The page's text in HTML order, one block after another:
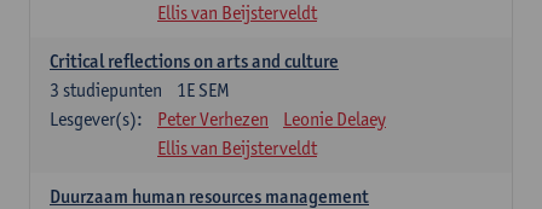
Ellis van Beijsterveldt
Critical reflections on arts and culture
1E SEM
3 studiepunten
Lesgever(s):
Peter Verhezen
Leonie Delaey
Ellis van Beijsterveldt
Duurzaam human resources management